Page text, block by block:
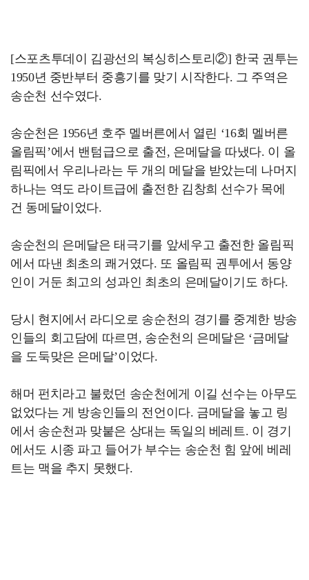
[스포츠투데이 김광선의 복싱히스토리②] 한국 권투는
1950년 중반부터 중흥기를 맞기 시작한다. 그 주역은
송순천 선수였다.
송순천은 1956년 호주 멜버른에서 열린 ‘16회 멜버른
올림픽’에서 밴텀급으로 출전, 은메달을 따냈다. 이 올
림픽에서 우리나라는 두 개의 메달을 받았는데 나머지
하나는 역도 라이트급에 출전한 김창희 선수가 목에
건 동메달이었다.
송순천의 은메달은 태극기를 앞세우고 출전한 올림픽
에서 따낸 최초의 쾌거였다. 또 올림픽 권투에서 동양
인이 거둔 최고의 성과인 최초의 은메달이기도 하다.
당시 현지에서 라디오로 송순천의 경기를 중계한 방송
인들의 회고담에 따르면, 송순천의 은메달은 ‘금메달
을 도둑맞은 은메달’이었다.
해머 펀치라고 불렀던 송순천에게 이길 선수는 아무도
없었다는 게 방송인들의 전언이다. 금메달을 놓고 링
에서 송순천과 맞붙은 상대는 독일의 베레트. 이 경기
에서도 시종 파고 들어가 부수는 송순천 힘 앞에 베레
트는 맥을 추지 못했다.